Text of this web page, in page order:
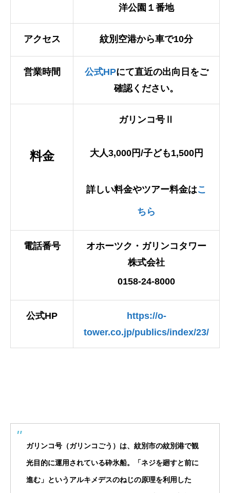
洋公園１番地
アクセス 紋別空港から車で10分
営業時間 公式HPにて直近の出向日をご
確認ください。
料金
ガリンコ号Ⅱ
大人3,000円/子ども1,500円
詳しい料金やツアー料金はこ
ちら
電話番号
オホーツク・ガリンコタワー
株式会社
0158-24-8000
公式HP
https://o-
tower.co.jp/publics/index/23/
ガリンコ号（ガリンコごう）は、紋別市の紋別港で観
光目的に運用されている砕氷船。「ネジを廻すと前に
進む」というアルキメデスのねじの原理を利用した